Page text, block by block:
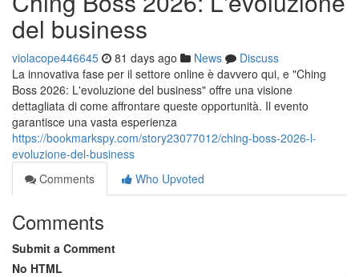
del business
violacope446645 81 days ago News
Discuss
La innovativa fase per il settore online è davvero qui, e "Ching
Boss 2026: L'evoluzione del business" offre una visione
dettagliata di come affrontare queste opportunità. Il evento
garantisce una vasta esperienza
https://bookmarkspy.com/story23077012/ching-boss-2026-l-
evoluzione-del-business
Comments
Who Upvoted
Comments
Submit a Comment
No HTML